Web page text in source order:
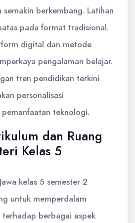
berkembang. Latihan
pada format tradisional.
digital dan metode
pengalaman belajar.
tren pendidikan terkini
personalisasi
teknologi.
dan Ruang
Kelas 5
kelas 5 semester 2
untuk memperdalam
terhadap berbagai aspek